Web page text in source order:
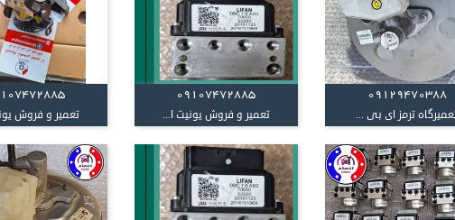
09129470388
ترمز ای بی ...
09107472885
تعمیر و فروش یونیت ا... تعمیر و فروش